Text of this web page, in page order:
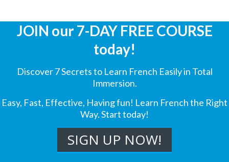
JOIN our 7-DAY FREE COURSE
today!
Discover 7 Secrets to Learn French Easily in Total
Immersion.
Easy, Fast, Effective, Having fun! Learn French the Right
Way. Start today!